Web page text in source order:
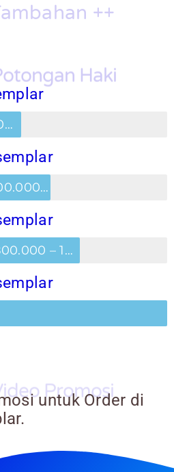
++
Haki
Diskon 50 ribu = 800.000 – 50.000 = Rp 750.000
Diskon 75 ribu = 800.000 – 75.000 = Rp 725.000
Diskon 150 ribu = 800.000 – 150.000 = Rp 650.000
Promosi
untuk Order di